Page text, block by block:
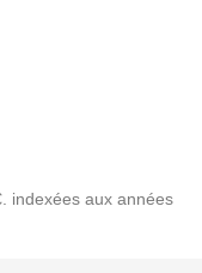
indexées aux années